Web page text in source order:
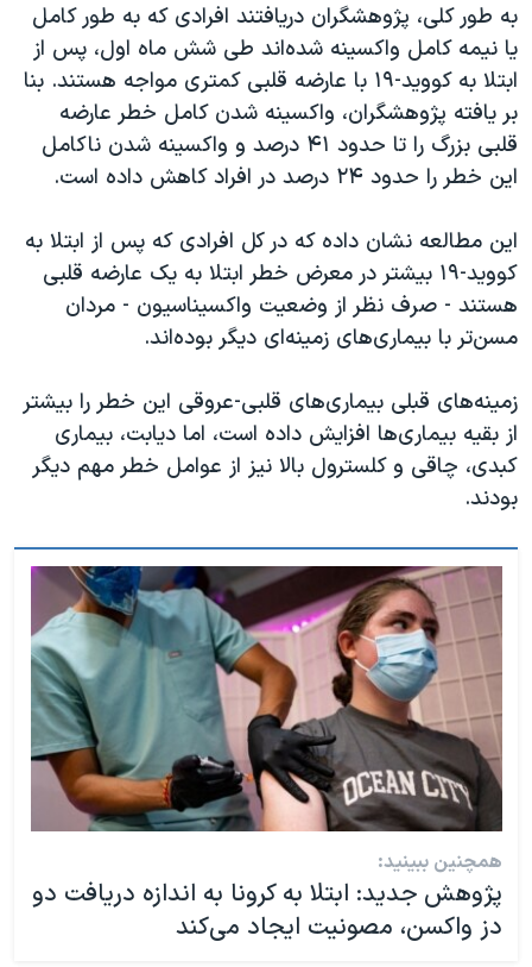
به طور کلی، پژوهشگران دریافتند افرادی که به طور کامل
یا نیمه کامل واکسینه شده‌اند طی شش ماه اول، پس از
ابتلا به کووید-۱۹ با عارضه قلبی کمتری مواجه هستند. بنا
بر یافته پژوهشگران، واکسینه شدن کامل خطر عارضه
قلبی بزرگ را تا حدود ۴۱ درصد و واکسینه شدن ناکامل
این خطر را حدود ۲۴ درصد در افراد کاهش داده است.
این مطالعه نشان داده که در کل افرادی که پس از ابتلا به
کووید-۱۹ بیشتر در معرض خطر ابتلا به یک عارضه قلبی
هستند - صرف نظر از وضعیت واکسیناسیون - مردان
مسن‌تر با بیماری‌های زمینه‌ای دیگر بوده‌اند.
زمینه‌های قبلی بیماری‌های قلبی-عروقی این خطر را بیشتر
از بقیه بیماری‌ها افزایش داده است، اما دیابت، بیماری
کبدی، چاقی و کلسترول بالا نیز از عوامل خطر مهم دیگر
بودند.
همچنین ببینید:
پژوهش جدید: ابتلا به کرونا به اندازه دریافت دو
دز واکسن، مصونیت ایجاد می‌کند